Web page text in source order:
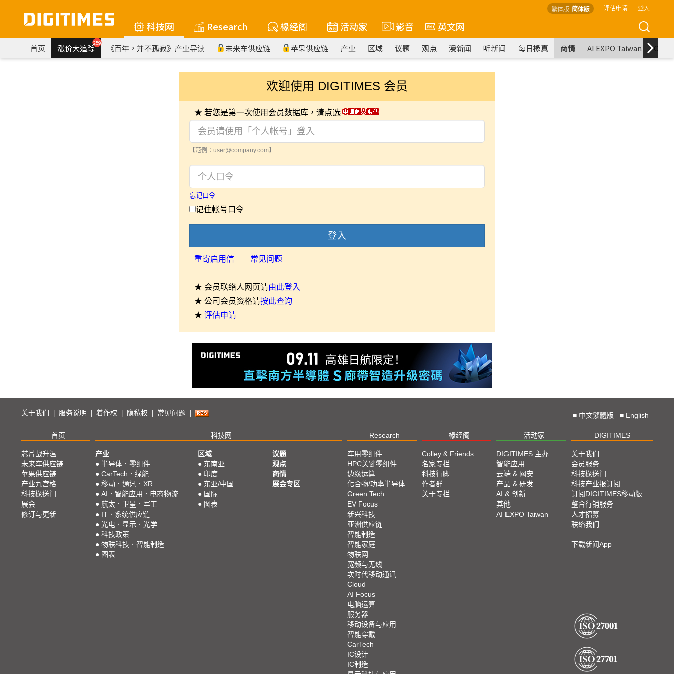
繁体版 简体版 评估申请 登入
科技网 Research 椽经阁 活动家 影音 英文网
首页 涨价大追踪259 《百年，并不孤寂》产业导读 未来车供应链 苹果供应链 产业 区域 议题 观点 漫新闻 听新闻 每日椽真 商情 AI EXPO Taiwan
欢迎使用 DIGITIMES 会员
★ 若您是第一次使用会员数据库，请点选
【范例：user@company.com】
忘记口令
记住帐号口令
登入
重寄启用信 常见问题
★ 会员联络人网页请由此登入
★ 公司会员资格请按此查询
★ 评估申请
关于我们 服务说明 着作权 隐私权 常见问题 ■ 中文繁體版 ■ English
首页 科技网 Research 椽经阁 活动家 DIGITIMES
芯片战升温
未来车供应链
苹果供应链
产业九宫格
科技椽送门
展会
修订与更新
产业
● 半导体．零组件
● CarTech．绿能
● 移动．通讯．XR
● AI．智能应用．电商物流
● 航太．卫星．军工
● IT．系统供应链
● 光电．显示．光学
● 科技政策
● 物联科技．智能制造
● 图表
区域
● 东南亚
● 印度
● 东亚/中国
● 国际
● 图表
议题
观点
商情
展会专区
车用零组件
HPC关键零组件
边缘运算
化合物/功率半导体
Green Tech
EV Focus
新兴科技
亚洲供应链
智能制造
智能家庭
物联网
宽频与无线
次时代移动通讯
Cloud
AI Focus
电脑运算
服务器
移动设备与应用
智能穿戴
CarTech
IC设计
IC制造
Colley & Friends
名家专栏
科技行脚
作者群
关于专栏
DIGITIMES 主办
智能应用
云端 & 网安
产品 & 研发
AI & 创新
其他
AI EXPO Taiwan
关于我们
会员服务
科技椽送门
科技产业报订阅
订阅DIGITIMES移动版
整合行销服务
人才招募
联络我们
下载新闻App